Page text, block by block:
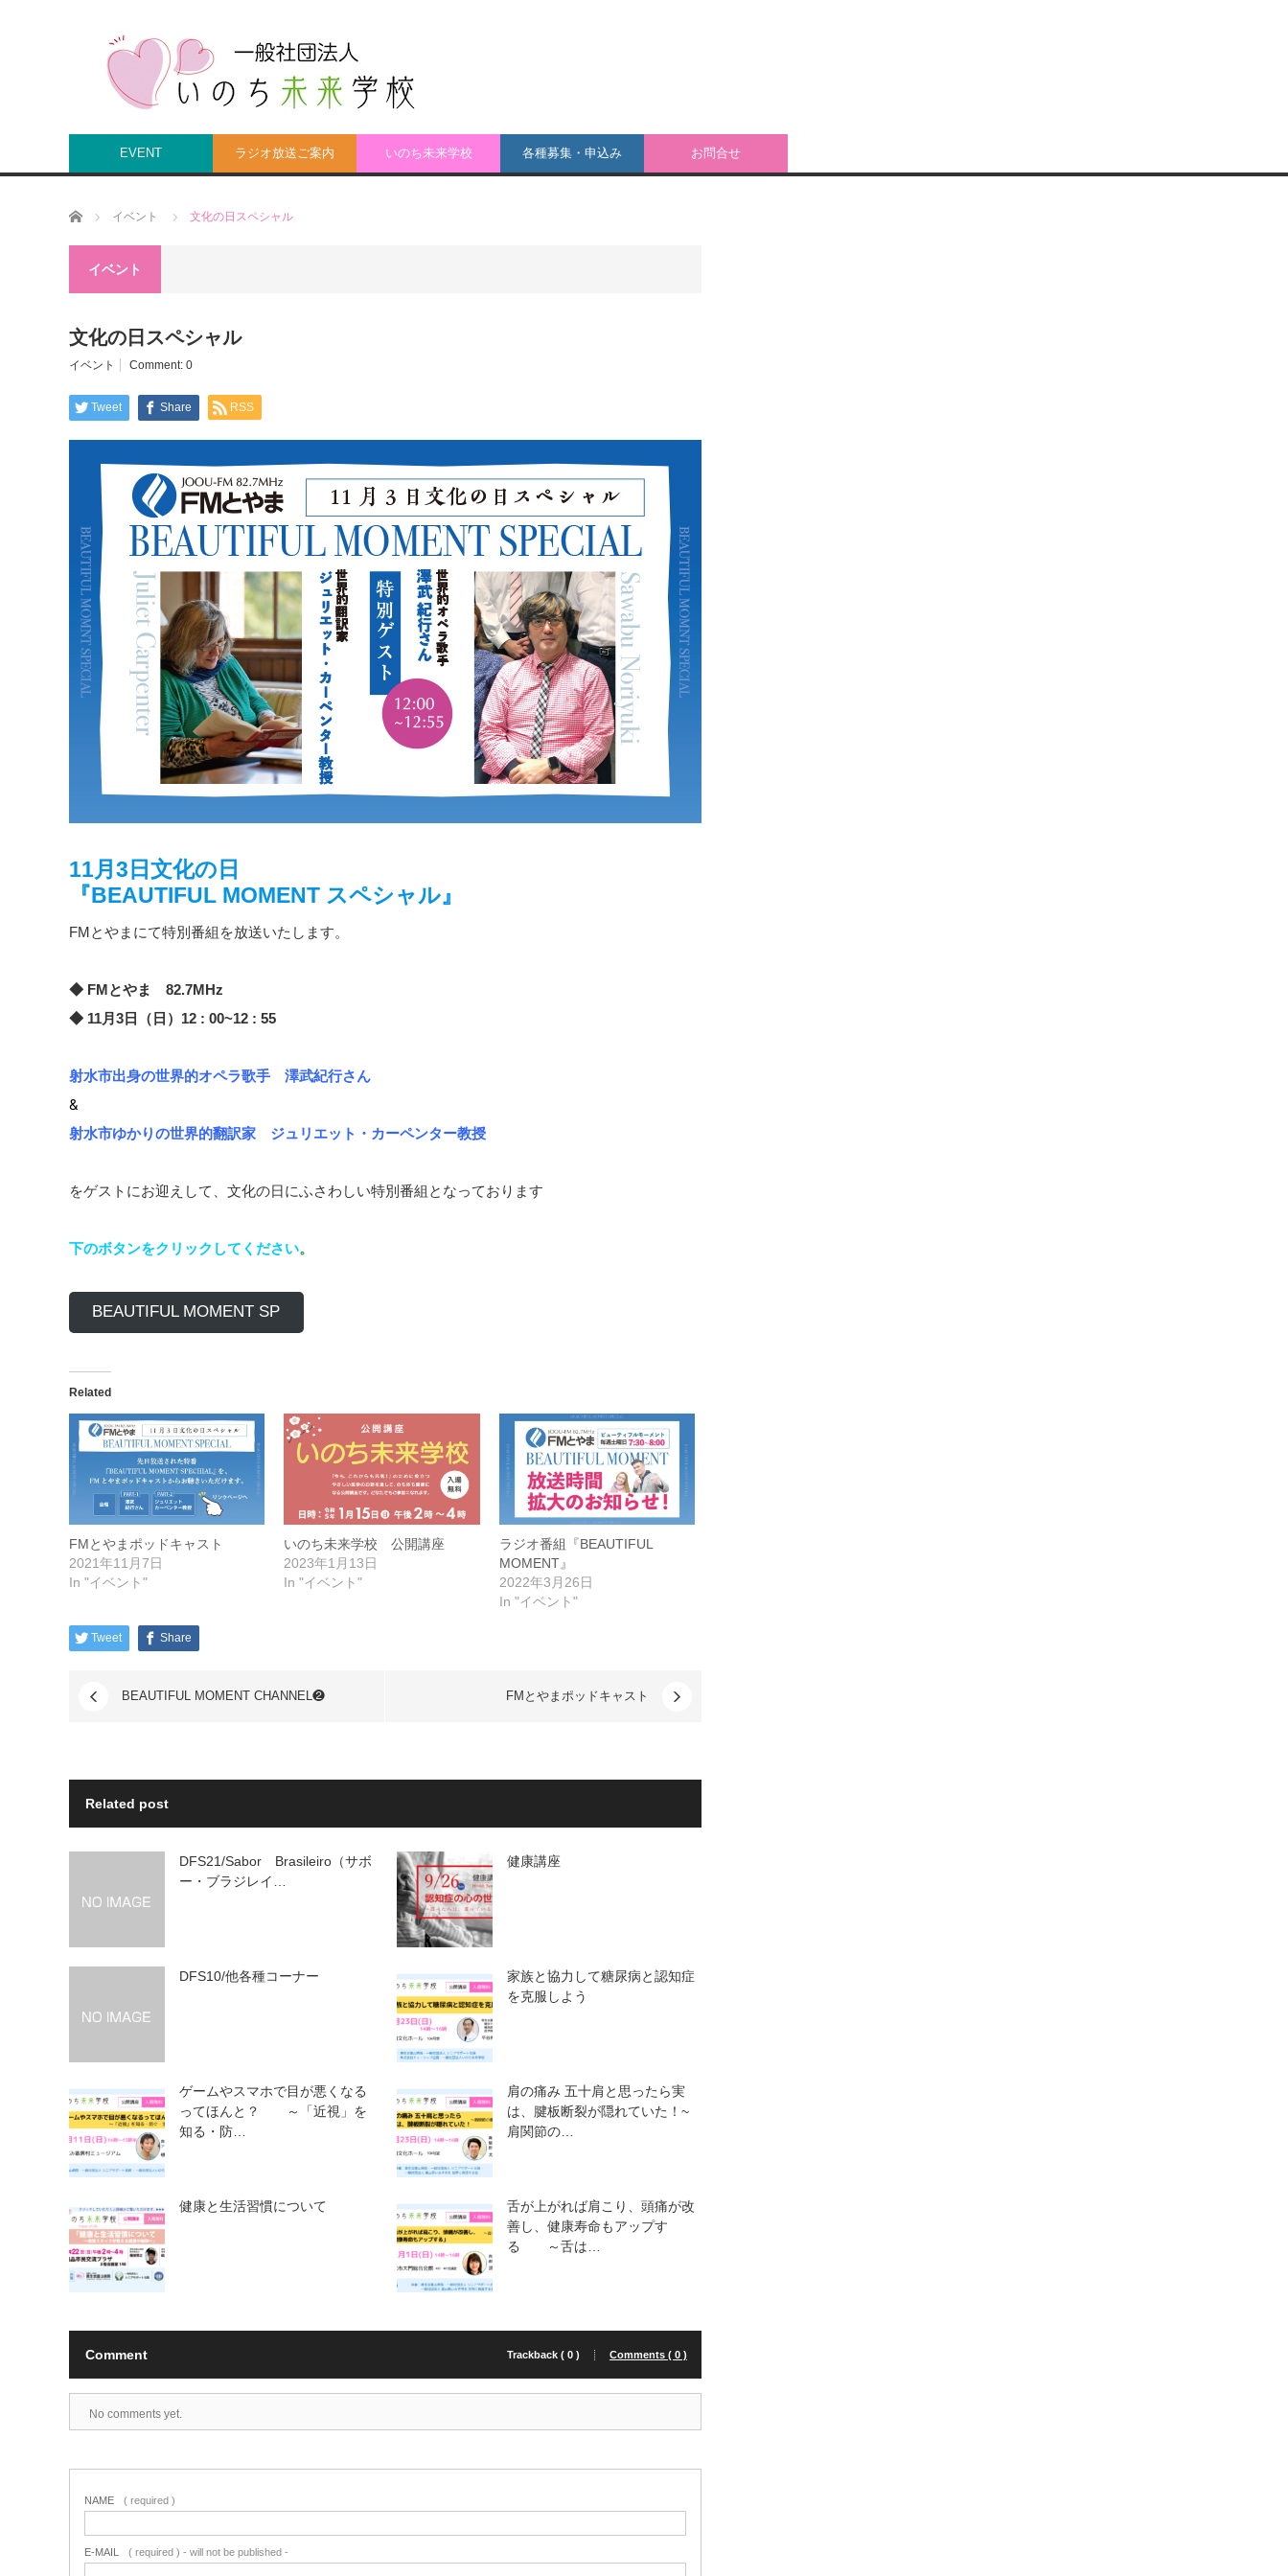
EVENT ラジオ放送ご案内 いのち未来学校 各種募集・申込み お問合せ
Home イベント 文化の日スペシャル
イベント
文化の日スペシャル
イベント Comment: 0
Tweet Share RSS
11月3日文化の日
『BEAUTIFUL MOMENT スペシャル』
FMとやまにて特別番組を放送いたします。
◆ FMとやま 82.7MHz
◆ 11月3日（日）12 : 00~12 : 55
射水市出身の世界的オペラ歌手 澤武紀行さん
&
射水市ゆかりの世界的翻訳家 ジュリエット・カーペンター教授
をゲストにお迎えして、文化の日にふさわしい特別番組となっております
下のボタンをクリックしてください。
BEAUTIFUL MOMENT SP
Related
FMとやまポッドキャスト
2021年11月7日
In "イベント"
いのち未来学校 公開講座
2023年1月13日
In "イベント"
ラジオ番組『BEAUTIFUL
MOMENT』
2022年3月26日
In "イベント"
Tweet Share
BEAUTIFUL MOMENT CHANNEL❷ FMとやまポッドキャスト
Related post
DFS21/Sabor Brasileiro（サボ
ー・ブラジレイ…
健康講座
DFS10/他各種コーナー
家族と協力して糖尿病と認知症
を克服しよう
ゲームやスマホで目が悪くなる
ってほんと？ ～「近視」を
知る・防…
肩の痛み 五十肩と思ったら実
は、腱板断裂が隠れていた！~
肩関節の…
健康と生活習慣について
舌が上がれば肩こり、頭痛が改
善し、健康寿命もアップす
る ～舌は…
Comment Trackback ( 0 ) Comments ( 0 )
No comments yet.
NAME ( required )
E-MAIL ( required ) - will not be published -